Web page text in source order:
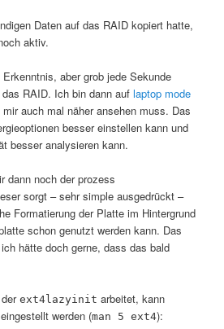
Daten auf das RAID kopiert hatte,
aktiv.
aber grob jede Sekunde
RAID. Ich bin dann auflaptop mode
auch mal näher ansehen muss. Das
besser einstellen kann und
besser analysieren kann.
dann noch der prozess
sorgt – sehr simple ausgedrückt –
Formatierung der Platte im Hintergrund
schon genutzt werden kann. Das
hätte doch gerne, dass das bald
derext4lazyinit arbeitet, kann
werden (man 5 ext4):